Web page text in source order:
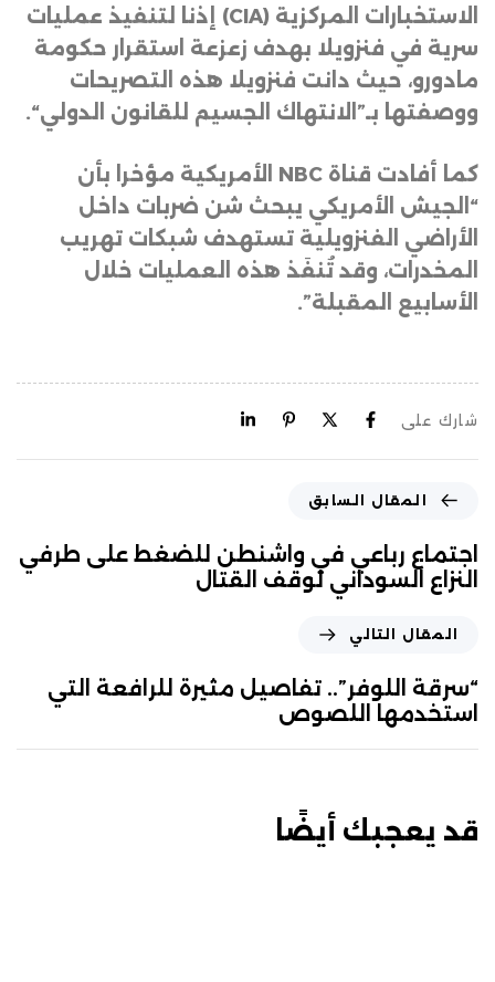
الاستخبارات المركزية (CIA)
إذنا لتنفيذ عمليات
سرية في فنزويلا بهدف زعزعة استقرار حكومة
مادورو، حيث دانت فنزويلا هذه التصريحات
ووصفتها بـ”الانتهاك الجسيم للقانون الدولي“.
كما أفادت قناة NBC الأمريكية مؤخرا بأن
“الجيش الأمريكي يبحث شن ضربات داخل
الأراضي الفنزويلية تستهدف شبكات تهريب
المخدرات، وقد تُنفَذ هذه العمليات خلال
الأسابيع المقبلة”.
شارك على
المقال السابق
اجتماع رباعي في واشنطن للضغط على طرفي
النزاع السوداني لوقف القتال
المقال التالي
“سرقة اللوفر”.. تفاصيل مثيرة للرافعة التي
استخدمها اللصوص
قد يعجبك أيضًا